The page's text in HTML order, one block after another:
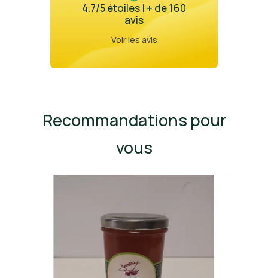
4.7/5 étoiles | + de 160
avis
Voir les avis
Recommandations pour
vous